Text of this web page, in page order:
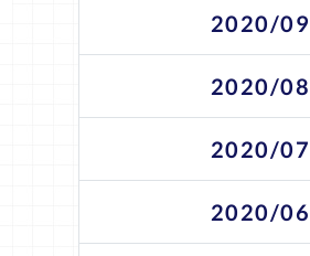
2020/09
2020/08
2020/07
2020/06